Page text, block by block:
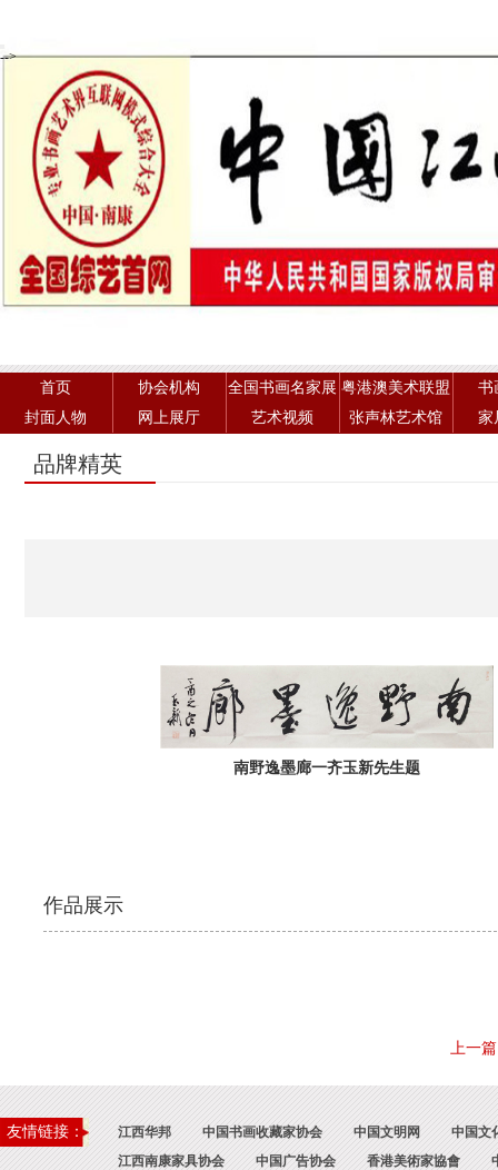
-->
首页 协会机构 全国书画名家展 粤港澳美术联盟
书
封面人物
网上展厅 艺术视频 张声林艺术馆 家
品牌精英
南野逸墨廊一齐玉新先生题
作品展示
上一
友情链接： 江西华邦 中国书画收藏家协会 中国文明网
中国文
江西南康家具协会
中国广告协会 香港美術家協會